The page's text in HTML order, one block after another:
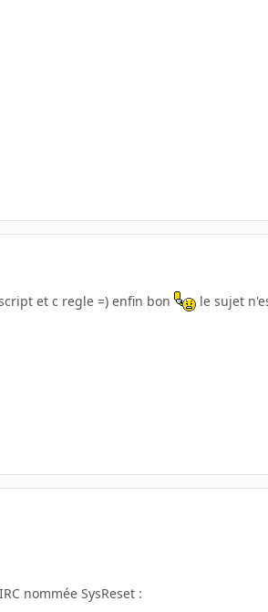
et c regle =) enfin bon le sujet
nommée SysReset :